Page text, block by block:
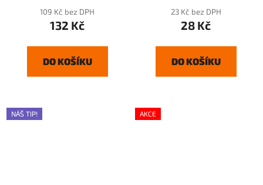
109 Kč bez DPH
132 Kč
DO KOŠÍKU
23 Kč bez DPH
28 Kč
DO KOŠÍKU
NÁŠ TIP! AKCE